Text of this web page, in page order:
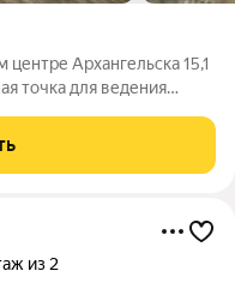
Архангельска 15,1
доступ легко
из 2